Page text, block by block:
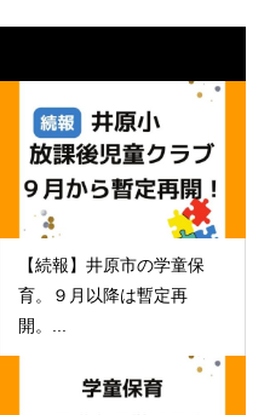
【続報】井原市の学童保
育。９月以降は暫定再
開。...